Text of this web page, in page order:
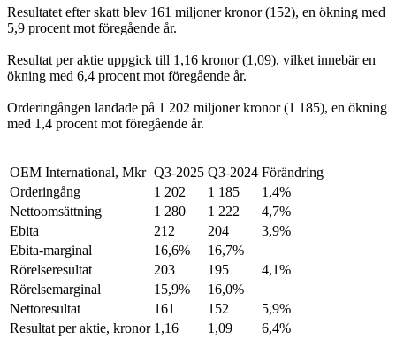
Resultatet efter skatt blev 161 miljoner kronor (152), en ökning med
5,9 procent mot föregående år.
Resultat per aktie uppgick till 1,16 kronor (1,09), vilket innebär en
ökning med 6,4 procent mot föregående år.
Orderingången landade på 1 202 miljoner kronor (1 185), en ökning
med 1,4 procent mot föregående år.
OEM International, Mkr Q3-2025 Q3-2024 Förändring
Orderingång
1 202 1 185
1,4%
Nettoomsättning
1 280 1 222
4,7%
Ebita
212 204
3,9%
Ebita-marginal
16,6%
16,7%
Rörelseresultat
203 195
4,1%
Rörelsemarginal
15,9%
16,0%
Nettoresultat
161 152
5,9%
Resultat per aktie, kronor 1,16 1,09 6,4%